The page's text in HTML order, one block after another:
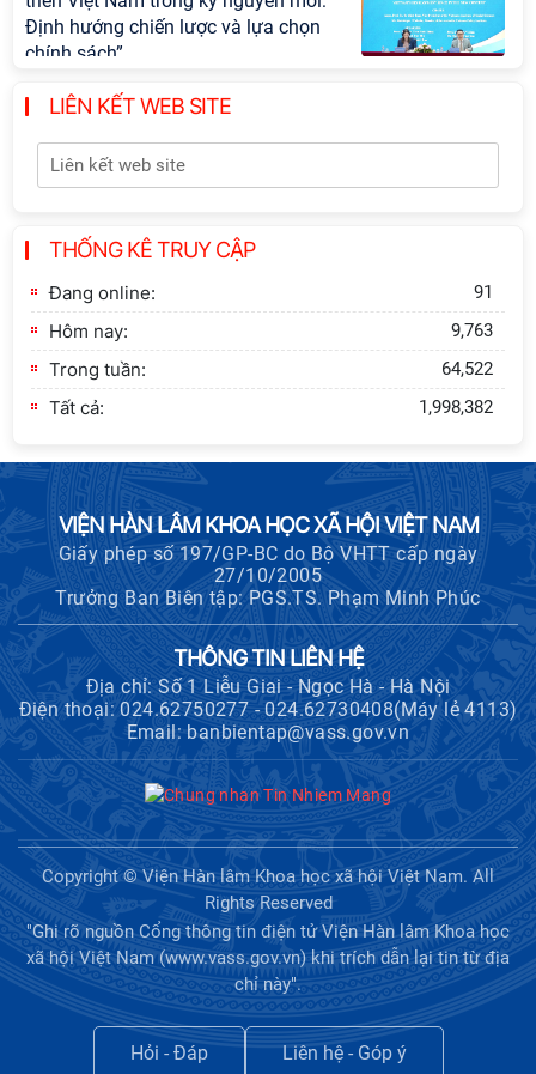
Định hướng chiến lược và lựa chọn
chính sách”
Khai quật công trường khai thác đá
Tôn
sinh đào tạo trình độ tiến sĩ đợt 1
LIÊN KẾT WEB SITE
THỐNG KÊ TRUY CẬP
Đang online: 91
Hôm nay: 9,763
Trong tuần: 64,522
Tất cả: 1,998,382
VIỆN HÀN LÂM KHOA HỌC XÃ HỘI VIỆT NAM
Giấy phép số 197/GP-BC do Bộ VHTT cấp ngày
27/10/2005
Trưởng Ban Biên tập: PGS.TS. Phạm Minh Phúc
THÔNG TIN LIÊN HỆ
Địa chỉ: Số 1 Liễu Giai - Ngọc Hà - Hà Nội
Điện thoại: 024.62750277 - 024.62730408(Máy lẻ 4113)
Email: banbientap@vass.gov.vn
Copyright © Viện Hàn lâm Khoa học xã hội Việt Nam. All
Rights Reserved
"Ghi rõ nguồn Cổng thông tin điện tử Viện Hàn lâm Khoa học
xã hội Việt Nam (www.vass.gov.vn) khi trích dẫn lại tin từ địa
chỉ này".
Hỏi - Đáp Liên hệ - Góp ý